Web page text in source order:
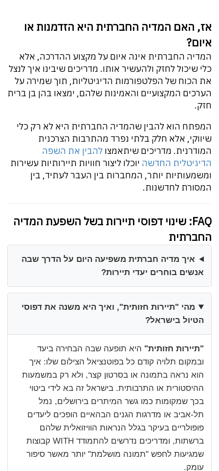
אז, האם המדיה החברתית היא הזדמנות או
איום?
המדיה החברתית אינה איום על מקצוע ההדרכה, אלא
כלי שיכול לחזק ולהעשיר אותו. מדריכים שיבינו איך לנצל
את הכוח של הפלטפורמות הדיגיטליות, תוך שמירה על
הערכים המקצועיים והאמינות שלהם, ימצאו בהן בן ברית
חזק.
המפתח הוא להבין שהמדיה החברתית היא לא רק כלי
שיווקי, אלא חלק בלתי נפרד מהתרבות הצרכנית
המודרנית. מדריכים שיתאמצו להבין את השפה
הדיגיטלית החדשה יוכלו ליצור חוויות תיירותיות עשירות
ומשמעותיות יותר, המחברות בין העבר לעתיד, בין
המסורת לחדשנות.
FAQ: שינוי דפוסי תיירות בשל השפעת המדיה
החברתית
איך מדיה חברתית משפיעה היום על הדרך שבה
אנשים בוחרים יעדי תיירות?
מהי "תיירות חזותית", ואיך היא משנה את דפוסי
הטיול בישראל?
"תיירות חזותית" היא תופעה שבה הבחירה ביעד
ובמקום תלויה קודם כל בפוטנציאל הצילום שלו: איך
הוא נראה בתמונה או בסרטון קצר, ולא רק במשמעות
ההיסטורית או התרבותית. בישראל זה בא לידי ביטוי
בכך שמקומות כמו גשר המיתרים בירושלים, נמל
תל‑אביב או מדרגות הגנים הבהאיים הופכים ליעדים
פופולריים בעיקר בגלל הנראות הוויזואלית שלהם
ברשתות, ומדריכים נדרשים להתמודד WITH קבוצות
שמגיעות לחפש "תמונה מושלמת" יותר מאשר סיפור
עומק.